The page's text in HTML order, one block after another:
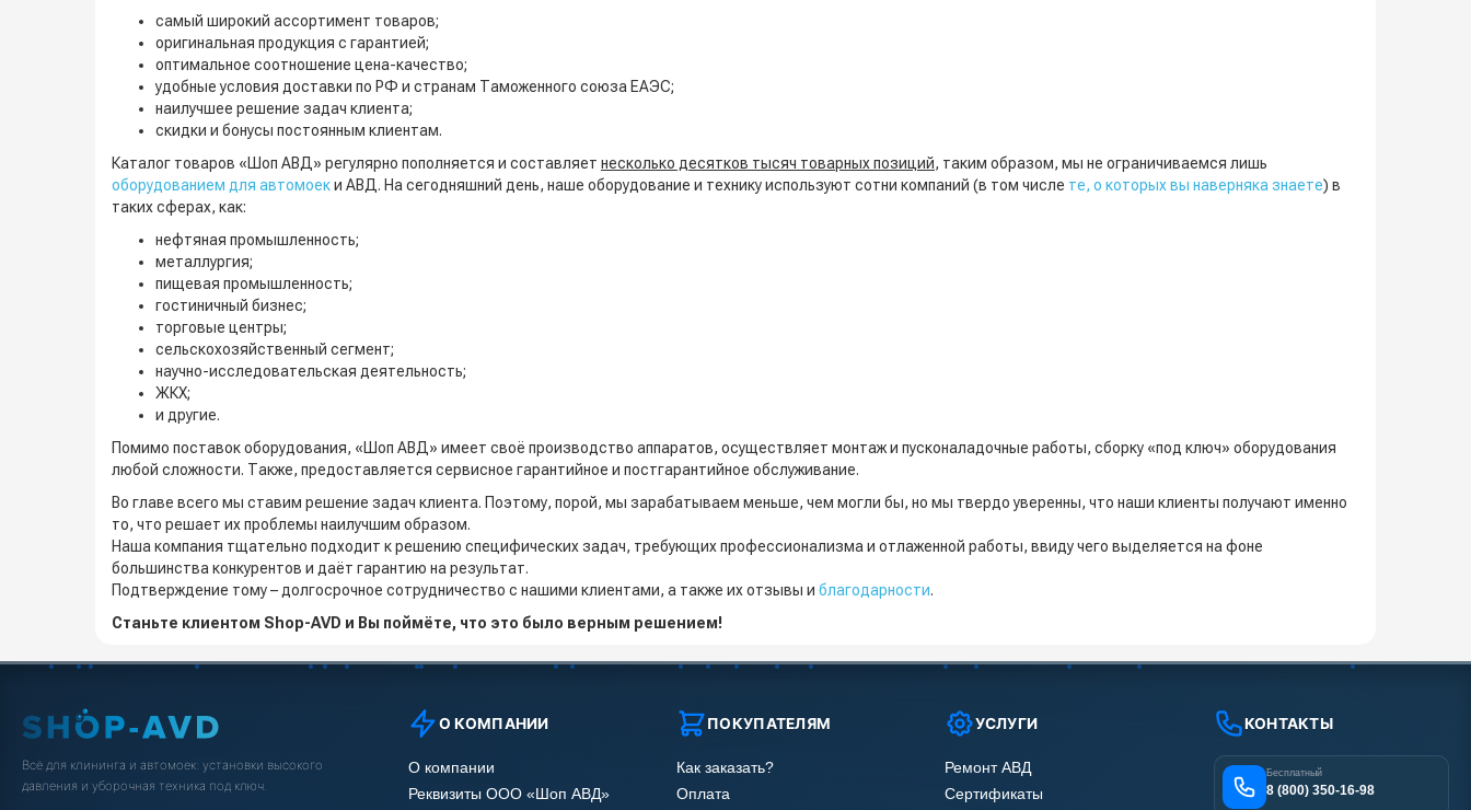
самый широкий ассортимент товаров;
оригинальная продукция с гарантией;
оптимальное соотношение цена-качество;
удобные условия доставки по РФ и странам Таможенного союза ЕАЭС;
наилучшее решение задач клиента;
скидки и бонусы постоянным клиентам.
Каталог товаров «Шоп АВД» регулярно пополняется и составляет несколько десятков тысяч товарных позиций, таким образом, мы не ограничиваемся лишь
оборудованием для автомоеки АВД. На сегодняшний день, наше оборудование и технику используют сотни компаний (в том числе те, о которых вы наверняка знаете) в
таких сферах, как:
нефтяная промышленность;
металлургия;
пищевая промышленность;
гостиничный бизнес;
торговые центры;
сельскохозяйственный сегмент;
научно-исследовательская деятельность;
ЖКХ;
и другие.
Помимо поставок оборудования, «Шоп АВД» имеет своё производство аппаратов, осуществляет монтаж и пусконаладочные работы, сборку «под ключ» оборудования
любой сложности. Также, предоставляется сервисное гарантийное и постгарантийное обслуживание.
Во главе всего мы ставим решение задач клиента. Поэтому, порой, мы зарабатываем меньше, чем могли бы, но мы твердо уверенны, что наши клиенты получают именно
то, что решает их проблемы наилучшим образом.
Наша компания тщательно подходит к решению специфических задач, требующих профессионализма и отлаженной работы, ввиду чего выделяется на фоне
большинства конкурентов и даёт гарантию на результат.
Подтверждение тому – долгосрочное сотрудничество с нашими клиентами, а также их отзывы и благодарности.
Станьте клиентом Shop-AVD и Вы поймёте, что это было верным решением!
Всё для клининга и автомоек: установки высокого
давления и уборочная техника под ключ.
О КОМПАНИИ
О компании
Реквизиты ООО «Шоп АВД»
ПОКУПАТЕЛЯМ
Как заказать?
Оплата
УСЛУГИ
Ремонт АВД
Сертификаты
КОНТАКТЫ
Бесплатный
8 (800) 350-16-98